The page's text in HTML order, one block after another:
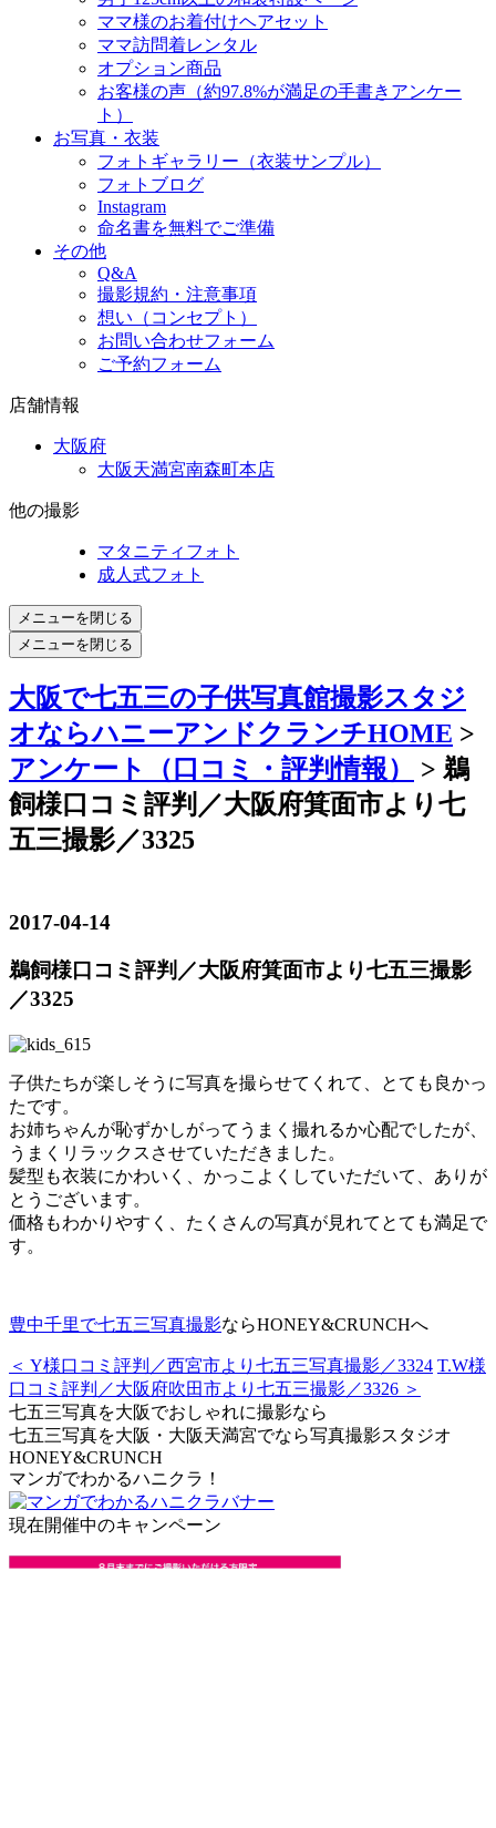
ママ様のお着付けヘアセット
ママ訪問着レンタル
オプション商品
お客様の声（約97.8%が満足の手書きアンケー
ト）
お写真・衣装
フォトギャラリー（衣装サンプル）
フォトブログ
Instagram
命名書を無料でご準備
その他
Q&A
撮影規約・注意事項
想い（コンセプト）
お問い合わせフォーム
ご予約フォーム
店舗情報
大阪府
大阪天満宮南森町本店
他の撮影
マタニティフォト
成人式フォト
メニューを閉じる
メニューを閉じる
大阪で七五三の子供写真館撮影スタジ
オならハニーアンドクランチHOME >
アンケート（口コミ・評判情報）
> 鵜
飼様口コミ評判／大阪府箕面市より七
五三撮影／3325
2017-04-14
鵜飼様口コミ評判／大阪府箕面市より七五三撮影
／3325
子供たちが楽しそうに写真を撮らせてくれて、とても良かっ
たです。
お姉ちゃんが恥ずかしがってうまく撮れるか心配でしたが、
うまくリラックスさせていただきました。
髪型も衣装にかわいく、かっこよくしていただいて、ありが
とうございます。
価格もわかりやすく、たくさんの写真が見れてとても満足で
す。
豊中千里で七五三写真撮影ならHONEY&CRUNCHへ
＜ Y様口コミ評判／西宮市より七五三写真撮影／3324 T.W様
口コミ評判／大阪府吹田市より七五三撮影／3326 ＞
七五三写真を大阪でおしゃれに撮影なら
七五三写真を大阪・大阪天満宮でなら写真撮影スタジオ
HONEY&CRUNCH
マンガでわかるハニクラ！
現在開催中のキャンペーン